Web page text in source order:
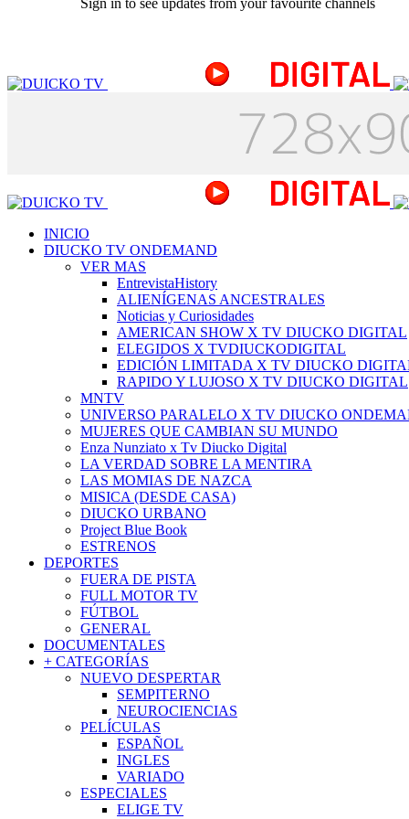
INICIO
DIUCKO TV ONDEMAND
VER MAS
EntrevistaHistory
ALIENÍGENAS ANCESTRALES
Noticias y Curiosidades
AMERICAN SHOW X TV DIUCKO DIGITAL
ELEGIDOS X TVDIUCKODIGITAL
EDICIÓN LIMITADA X TV DIUCKO
RAPIDO Y LUJOSO X TV DIUCKO DIGITAL
MNTV
UNIVERSO PARALELO X TV DIUCKO
MUJERES QUE CAMBIAN SU MUNDO
Enza Nunziato x Tv Diucko Digital
LA VERDAD SOBRE LA MENTIRA
LAS MOMIAS DE NAZCA
MISICA (DESDE CASA)
DIUCKO URBANO
Project Blue Book
ESTRENOS
DEPORTES
FUERA DE PISTA
FULL MOTOR TV
FÚTBOL
GENERAL
DOCUMENTALES
+ CATEGORÍAS
NUEVO DESPERTAR
SEMPITERNO
NEUROCIENCIAS
PELÍCULAS
ESPAÑOL
INGLES
VARIADO
ESPECIALES
ELIGE TV